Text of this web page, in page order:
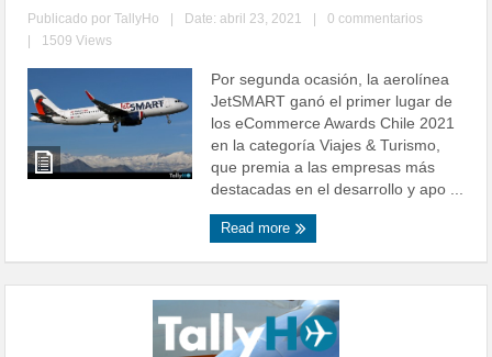
Publicado porTallyHo Date: abril 23, 2021
0 commentarios
1509 Views
Por segunda ocasión, la aerolínea
JetSMART ganó el primer lugar de
los eCommerce Awards Chile 2021
en la categoría Viajes & Turismo,
que premia a las empresas más
destacadas en el desarrollo y apo ...
Read more